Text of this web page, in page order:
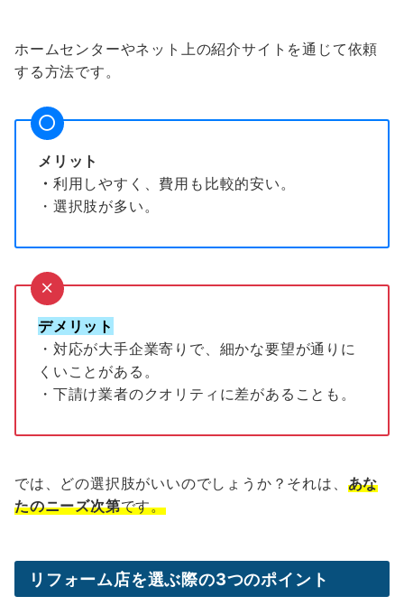
ホームセンターやネット上の紹介サイトを通じて依頼
する方法です。
メリット
・ 利用しやすく、費用も比較的安い。
・選択肢が多い。
デメリット
・対応が大手企業寄りで、細かな要望が通りに
くいことがある。
・下請け業者のクオリティに差があることも。
では、どの選択肢がいいのでしょうか？それは、 あな
たのニーズ次第です。
リフォーム店を選ぶ際の3つのポイント